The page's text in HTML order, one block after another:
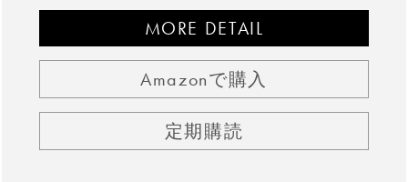
MORE DETAIL
Amazonで購入
定期購読